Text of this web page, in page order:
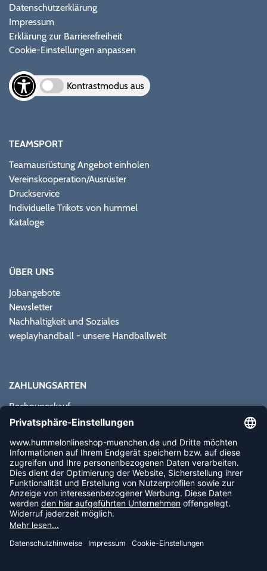
Datenschutzerklärung
Impressum
Erklärung zur Barrierefreiheit
Cookie-Einstellungen anpassen
Kontrastmodus aus
TEAMSPORT
Teamausrüstung Angebot einholen
Vereinskooperation/Ausrüster
Druckservice
Individuelle Trikots von hummel
Kataloge
ÜBER UNS
Jobangebote
Newsletter
Nachhaltigkeit und Soziales
weplayhandball - unsere Handballwelt
ZAHLUNGSARTEN
Rechnungskauf
Paypal
Vorkasse
Sofortüberweisung
NEWSLETTER